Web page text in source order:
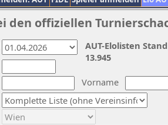
den offiziellen
Vorname
AUT-Elolisten
13.945